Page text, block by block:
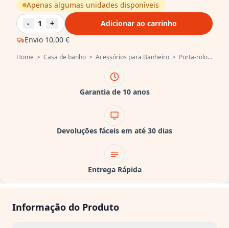
Home > Casa de banho > Acessórios para Banheiro > Porta-rolo de reserva
Envio 10,00 €
Apenas algumas unidades disponíveis
-
1 + Adicionar ao carrinho
Garantia de 10 anos
Devoluções fáceis em até 30 dias
Entrega Rápida
Informação do Produto